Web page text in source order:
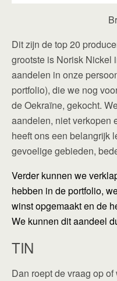
Dit zijn de top 20
grootste is Norisk Nickel
aandelen in onze
portfolio), die we nog
de Oekraïne, gekocht.
aandelen, niet verkopen
heeft ons een belangrijk
gevoelige gebieden,
Verder kunnen we
hebben in de portfolio,
winst opgemaakt en de
We kunnen dit aandeel
TIN
Dan roept de vraag op